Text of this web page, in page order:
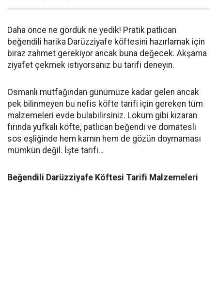
Daha önce ne gördük ne yedik! Pratik patlıcan
beğendili harika Darüzziyafe köftesini hazırlamak için
biraz zahmet gerekiyor ancak buna değecek. Akşama
ziyafet çekmek istiyorsanız bu tarifi deneyin.
Osmanlı mutfağından günümüze kadar gelen ancak
pek bilinmeyen bu nefis köfte tarifi için gereken tüm
malzemeleri evde bulabilirsiniz. Lokum gibi kızaran
fırında yufkalı köfte, patlıcan beğendi ve domatesli
sos eşliğinde hem karnın hem de gözün doymaması
mümkün değil. İşte tarifi…
Beğendili Darüzziyafe Köftesi Tarifi Malzemeleri